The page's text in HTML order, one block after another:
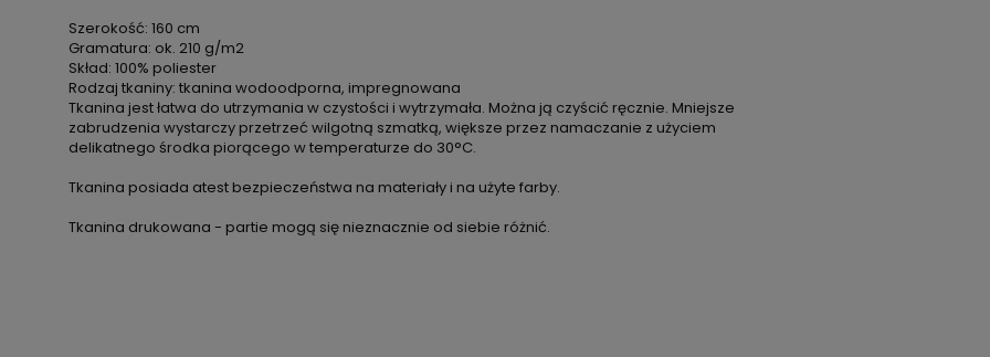
Szerokość: 160 cm
Gramatura: ok. 210 g/m2
Skład: 100% poliester
Rodzaj tkaniny: tkanina wodoodporna, impregnowana
Tkanina jest łatwa do utrzymania w czystości i wytrzymała. Można ją czyścić ręcznie. Mniejsze
zabrudzenia wystarczy przetrzeć wilgotną szmatką, większe przez namaczanie z użyciem
delikatnego środka piorącego w temperaturze do 30°C.
Tkanina posiada atest bezpieczeństwa na materiały i na użyte farby.
Tkanina drukowana - partie mogą się nieznacznie od siebie różnić.